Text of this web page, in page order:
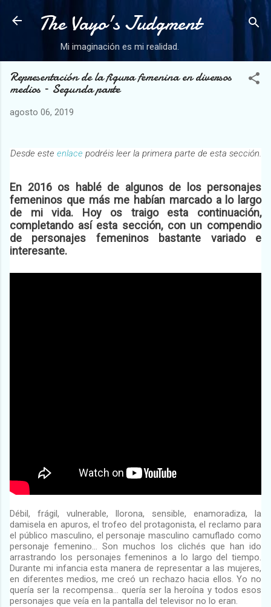
Ir al contenido principal
The Vayo's Judgment
Mi imaginación es mi realidad.
Representación de la figura femenina en diversos
medios – Segunda parte
agosto 06, 2019
Desde este enlace podréis leer la primera parte de esta sección.
En 2016 os hablé de algunos de los personajes
femeninos que más me habían marcado a lo largo
de mi vida. Hoy os traigo esta continuación,
completando así esta sección, con un compendio
de personajes femeninos bastante variado e
interesante.
Débil, frágil, vulnerable, llorona, sensible, enamoradiza, la
damisela en apuros, el trofeo del protagonista, el reclamo para
el público masculino, el personaje masculino camuflado como
personaje femenino… Son muchos los clichés que han ido
arrastrando los personajes femeninos a lo largo del tiempo.
Durante mi infancia esta manera de representar a las mujeres,
en diferentes medios, me creó un rechazo hacia ellos. Yo no
quería ser la recompensa… quería ser la heroína y todos esos
personajes que veía en la pantalla del televisor no lo eran.